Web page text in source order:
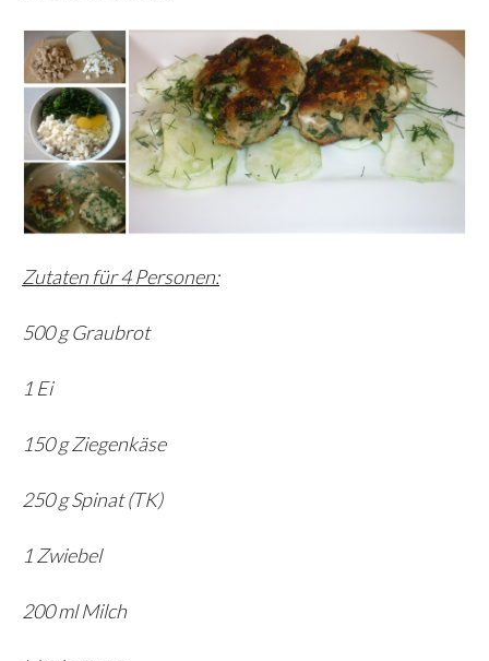
Zutaten für 4 Personen:
500 g Graubrot
1 Ei
150 g Ziegenkäse
250 g Spinat (TK)
1 Zwiebel
200 ml Milch